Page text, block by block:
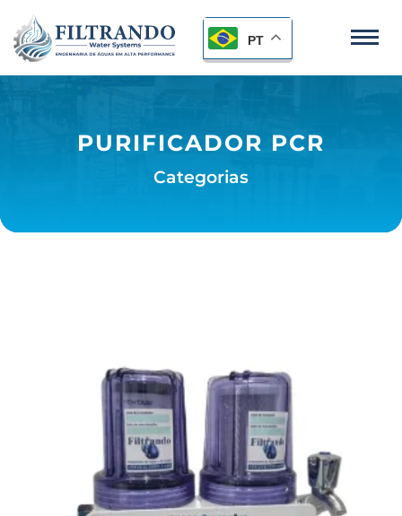
PT
PURIFICADOR PCR
Categorias